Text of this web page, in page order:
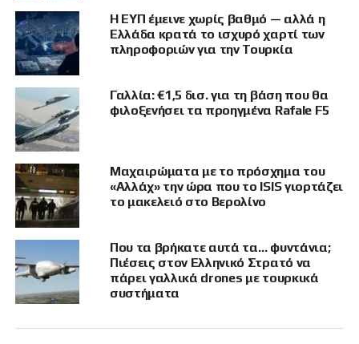
αντίπαλο σύμβολο.
Στα γεγονότα του 2026, οι διεθνείς αναφορές
μιλούν για εκατοντάδες συλλήψεις μετά τους
πανηγυρισμούς της PSG, με επεισόδια σε
Παρίσι και άλλες πόλεις, τραυματισμούς
αστυνομικών, βανδαλισμούς, φωτιές και
επιθέσεις σε σημεία δημόσιας τάξης. Οι
αριθμοί διαφέρουν ανά πηγή και χρονική
στιγμή, αλλά η τάξη μεγέθους είναι σαφής: δεν
πρόκειται για μεμονωμένο επεισόδιο, αλλά για
επαναλαμβανόμενο μοτίβο αστικής έκρηξης.
Η ΕΥΠ έμεινε χωρίς βαθμό — αλλά η
Ελλάδα κρατά το ισχυρό χαρτί των
πληροφοριών για την Τουρκία
Γαλλία: €1,5 δισ. για τη βάση που θα
φιλοξενήσει τα προηγμένα Rafale F5
Μαχαιρώματα με το πρόσχημα του
«Αλλάχ» την ώρα που το ISIS γιορτάζει
το μακελειό στο Βερολίνο
Που τα βρήκατε αυτά τα… φυντάνια;
Πιέσεις στον Ελληνικό Στρατό να
πάρει γαλλικά drones με τουρκικά
συστήματα